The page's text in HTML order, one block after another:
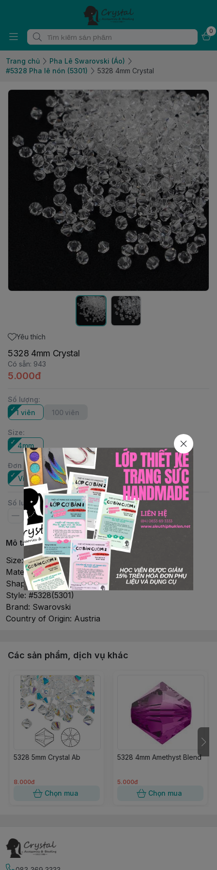
0
Trang chủ
Pha Lê Swarovski (Áo)
#5328 Pha lê nón (5301)
5328 4mm Crystal
Yêu thích
5328 4mm Crystal
Có sẵn: 943
5.000đ
Số lượng:
1 viên
100 viên
Size:
4mm
Đơn vị :
Viên
Gói
Số lượng
Mô tả chi tiết
Size: 4mm
Material: Crystal
Shape: Bicone
Style: #5328(5301)
Brand: Swarovski
Country of Origin: Austria
Các sản phẩm, dịch vụ khác
5328 5mm Crystal Ab
8.000đ
Chọn mua
5328 4mm Amethyst Blend
5.000đ
Chọn mua